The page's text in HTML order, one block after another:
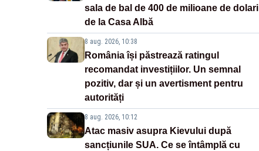
sala de bal de 400 de milioane de dolari
de la Casa Albă
8 aug. 2026, 10:38
România își păstrează ratingul
recomandat investițiilor. Un semnal
pozitiv, dar și un avertisment pentru
autorități
8 aug. 2026, 10:12
Atac masiv asupra Kievului după
sancțiunile SUA. Ce se întâmplă cu